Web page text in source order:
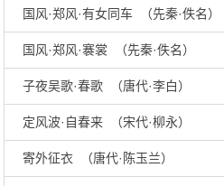
国风·郑风·有女同车 （先秦·佚名）
国风·郑风·褰裳 （先秦·佚名）
子夜吴歌·春歌 （唐代·李白）
定风波·自春来 （宋代·柳永）
寄外征衣 （唐代·陈玉兰）